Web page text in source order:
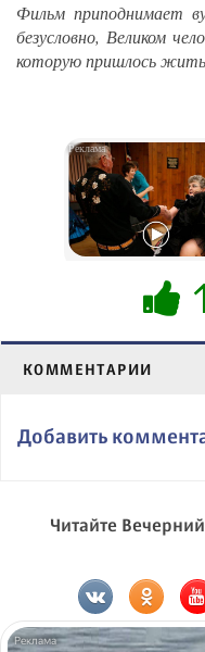
Фильм приподнимает
безусловно, Великом
которую пришлось
КОММЕНТАРИИ
Добавить
Читайте